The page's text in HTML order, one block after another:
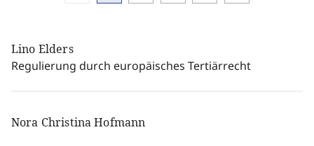
Lino Elders
Regulierung durch europäisches Tertiärrecht
Nora Christina Hofmann